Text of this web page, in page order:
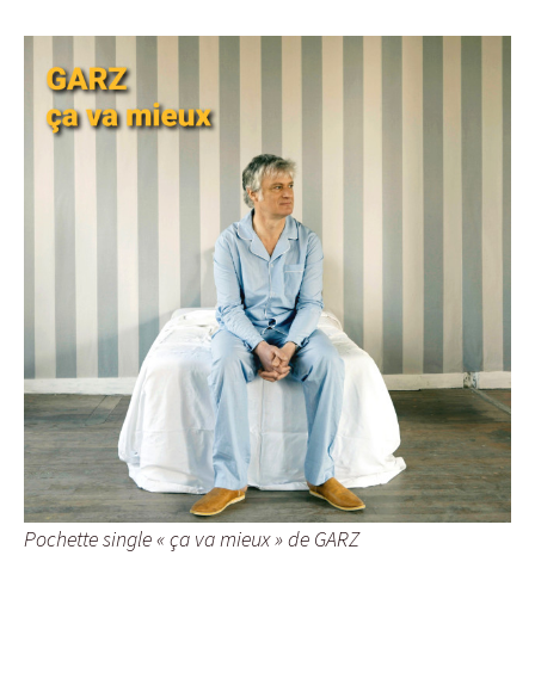
Pochette single « ça va mieux » de GARZ